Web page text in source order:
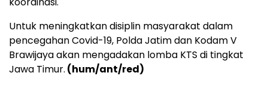
Untuk meningkatkan disiplin masyarakat dalam
pencegahan Covid-19, Polda Jatim dan Kodam V
Brawijaya akan mengadakan lomba KTS di tingkat
Jawa Timur. (hum/ant/red)